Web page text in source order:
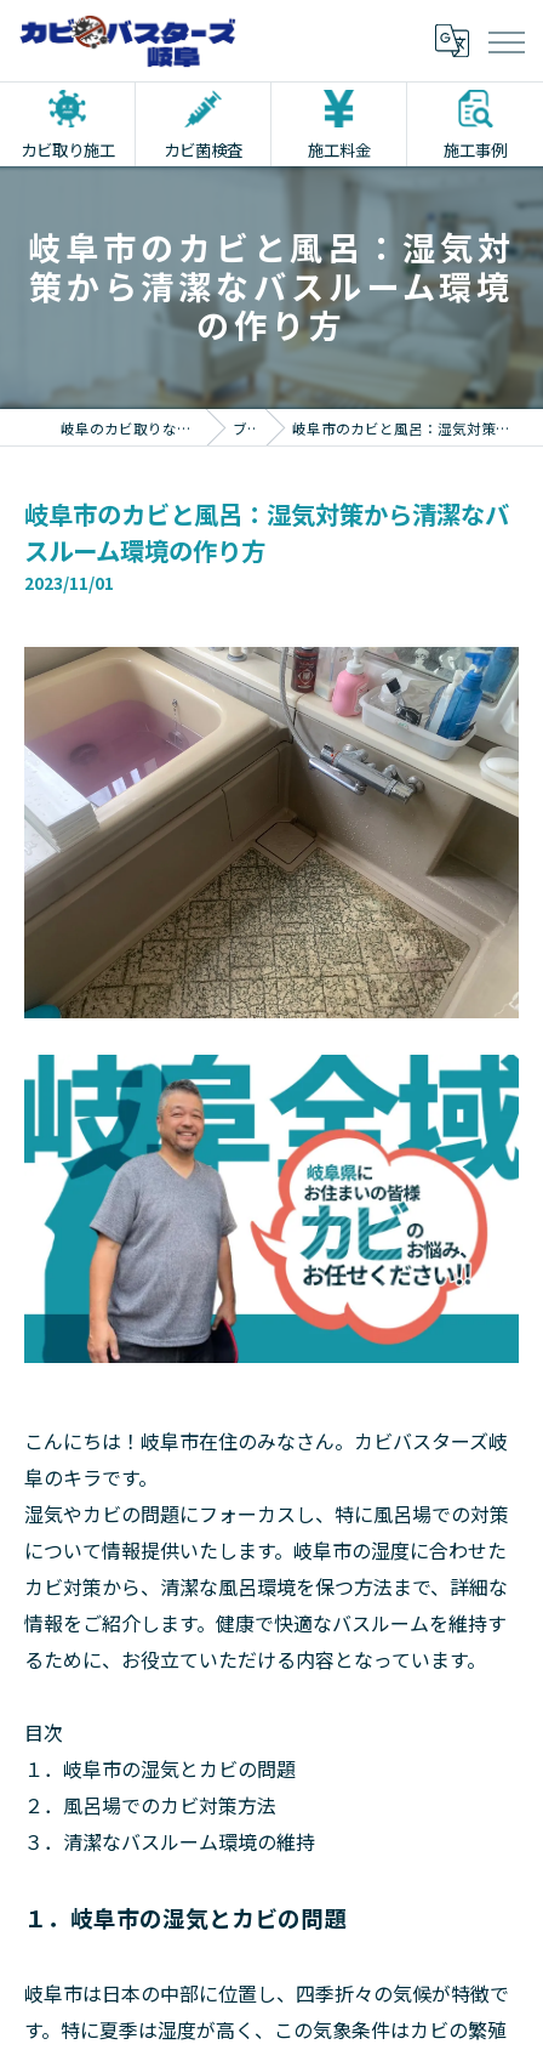
カビ取り施工 カビ菌検査 施工料金 施工事例
岐阜市のカビと風呂：湿気対
策から清潔なバスルーム環境
の作り方
岐阜のカビ取りならカビバスターズ岐阜 ブログ 岐阜市のカビと風呂：湿気対策から清潔なバスルーム環境の作り方
岐阜市のカビと風呂：湿気対策から清潔なバ
スルーム環境の作り方
2023/11/01
こんにちは！岐阜市在住のみなさん。カビバスターズ岐
阜のキラです。
湿気やカビの問題にフォーカスし、特に風呂場での対策
について情報提供いたします。岐阜市の湿度に合わせた
カビ対策から、清潔な風呂環境を保つ方法まで、詳細な
情報をご紹介します。健康で快適なバスルームを維持す
るために、お役立ていただける内容となっています。
目次
１．岐阜市の湿気とカビの問題
２．風呂場でのカビ対策方法
３．清潔なバスルーム環境の維持
１．岐阜市の湿気とカビの問題
岐阜市は日本の中部に位置し、四季折々の気候が特徴で
す。特に夏季は湿度が高く、この気象条件はカビの繁殖